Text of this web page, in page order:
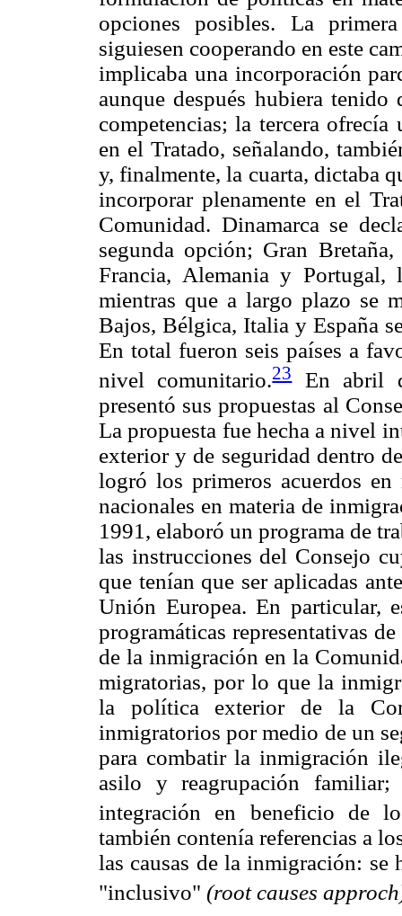
opciones posibles. La
siguiesen cooperando en este
implicaba una incorporación
aunque después hubiera
competencias; la tercera
en el Tratado, señalando,
y, finalmente, la cuarta, dictaba
incorporar plenamente en el
Comunidad. Dinamarca se
segunda opción; Gran
Francia, Alemania y
mientras que a largo plazo se
Bajos, Bélgica, Italia y España
En total fueron seis países a
nivel comunitario.23En abril
presentó sus propuestas al
La propuesta fue hecha a nivel
exterior y de seguridad dentro
logró los primeros acuerdos
nacionales en materia de
1991, elaboró un programa de
las instrucciones del Consejo
que tenían que ser aplicadas
Unión Europea. En particular,
programáticas representativas
de la inmigración en la
migratorias, por lo que la
la política exterior de la
inmigratorios por medio de un
para combatir la inmigración
asilo y reagrupación
integración en beneficio de
también contenía referencias a
las causas de la inmigración:
"inclusivo" (root causes